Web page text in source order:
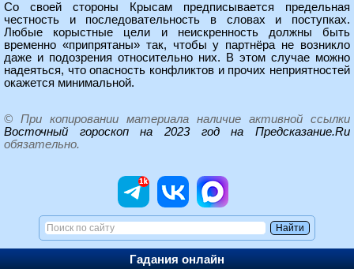
Со своей стороны Крысам предписывается предельная
честность и последовательность в словах и поступках.
Любые корыстные цели и неискренность должны быть
временно «припрятаны» так, чтобы у партнёра не возникло
даже и подозрения относительно них. В этом случае можно
надеяться, что опасность конфликтов и прочих неприятностей
окажется минимальной.
© При копировании материала наличие активной ссылки
Восточный гороскоп на 2023 год на Предсказание.Ru
обязательно.
Гадания онлайн